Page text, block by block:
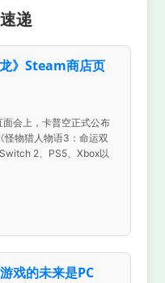
递
》Steam商店页
面会上，卡普空正式公布
怪物猎人物语3：命运双
2、PS5、Xbox以
戏的未来是PC